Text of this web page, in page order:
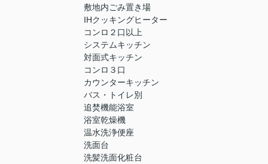
敷地内ごみ置き場
IHクッキングヒーター
コンロ２口以上
システムキッチン
対面式キッチン
コンロ３口
カウンターキッチン
バス・トイレ別
追焚機能浴室
浴室乾燥機
温水洗浄便座
洗面台
洗髪洗面化粧台